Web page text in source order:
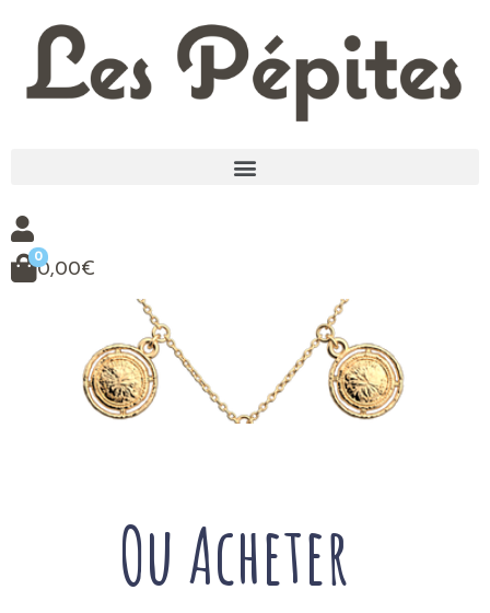
0
0,00€
Ou Acheter